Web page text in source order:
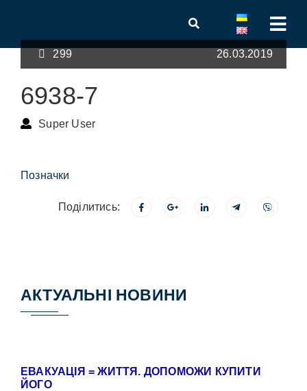
299 26.03.2019
6938-7
Super User
Позначки
Поділитись:
АКТУАЛЬНІ НОВИНИ
ЕВАКУАЦІЯ = ЖИТТЯ. ДОПОМОЖИ КУПИТИ
ЙОГО